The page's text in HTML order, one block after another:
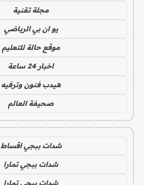
مجلة تقنية
يو ان بي الرياضي
موقع حالة للتعليم
اخبار 24 ساعة
هيدب فنون وترفيه
صحيفة العالم
شدات ببجي اقساط
شدات ببجي تمارا
شدات ببجي تمارا